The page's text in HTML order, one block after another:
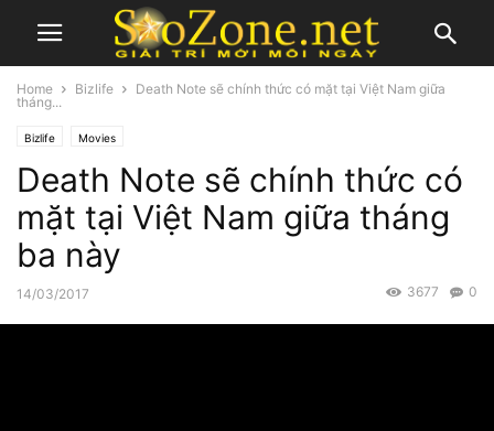
Home Bizlife
Death Note sẽ chính thức có mặt tại Việt Nam giữa
tháng...
Bizlife Movies
Death Note sẽ chính thức có
mặt tại Việt Nam giữa tháng
ba này
14/03/2017 0
3677